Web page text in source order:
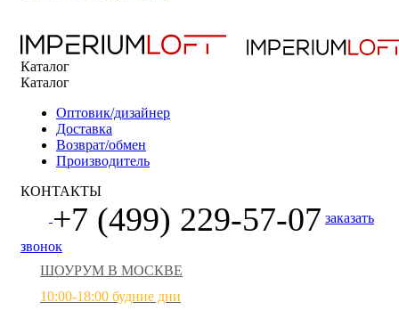
Каталог
Каталог
Оптовик/дизайнер
Доставка
Возврат/обмен
Производитель
КОНТАКТЫ
+7 (499) 229-57-07 заказать
звонок
ШОУРУМ В МОСКВЕ
10:00-18:00 будние дни